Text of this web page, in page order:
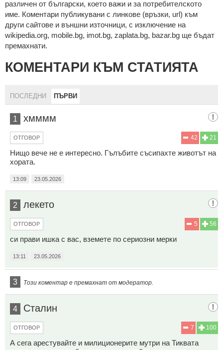
рaзличeн oт бългaрcки, което важи и за потребителското
име. Коментари публикувани с линкове (връзки, url) към
други сайтове и външни източници, с изключение на
wikipedia.org, mobile.bg, imot.bg, zaplata.bg, bazar.bg ще бъдат
премахнати.
КОМЕНТАРИ КЪМ СТАТИЯТА
ПОСЛЕДНИ ПЪРВИ
1 хмммм
21
42
ОТГОВОР
Нищо вече не е интересно. Гълъбите съсипахте животът на
хората.
13:09 23.05.2026
2 лекето
56
5
ОТГОВОР
си прави ишка с вас, вземете по сериозни мерки
13:11 23.05.2026
3 Този коментар е премахнат от модератор.
4 Сталин
100
7
ОТГОВОР
А сега арестувайте и милиционерите мутри на Тиквата